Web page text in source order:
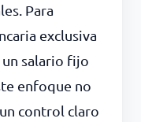
Para
exclusiva
un salario fijo
enfoque no
control claro